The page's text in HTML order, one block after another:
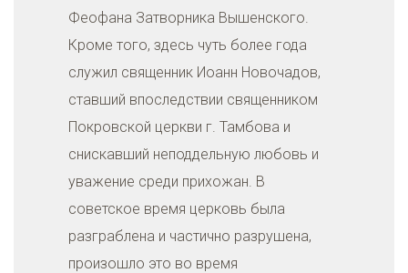
Феофана Затворника Вышенского.
Кроме того, здесь чуть более года
служил священник Иоанн Новочадов,
ставший впоследствии священником
Покровской церкви г. Тамбова и
снискавший неподдельную любовь и
уважение среди прихожан. В
советское время церковь была
разграблена и частично разрушена,
произошло это во время